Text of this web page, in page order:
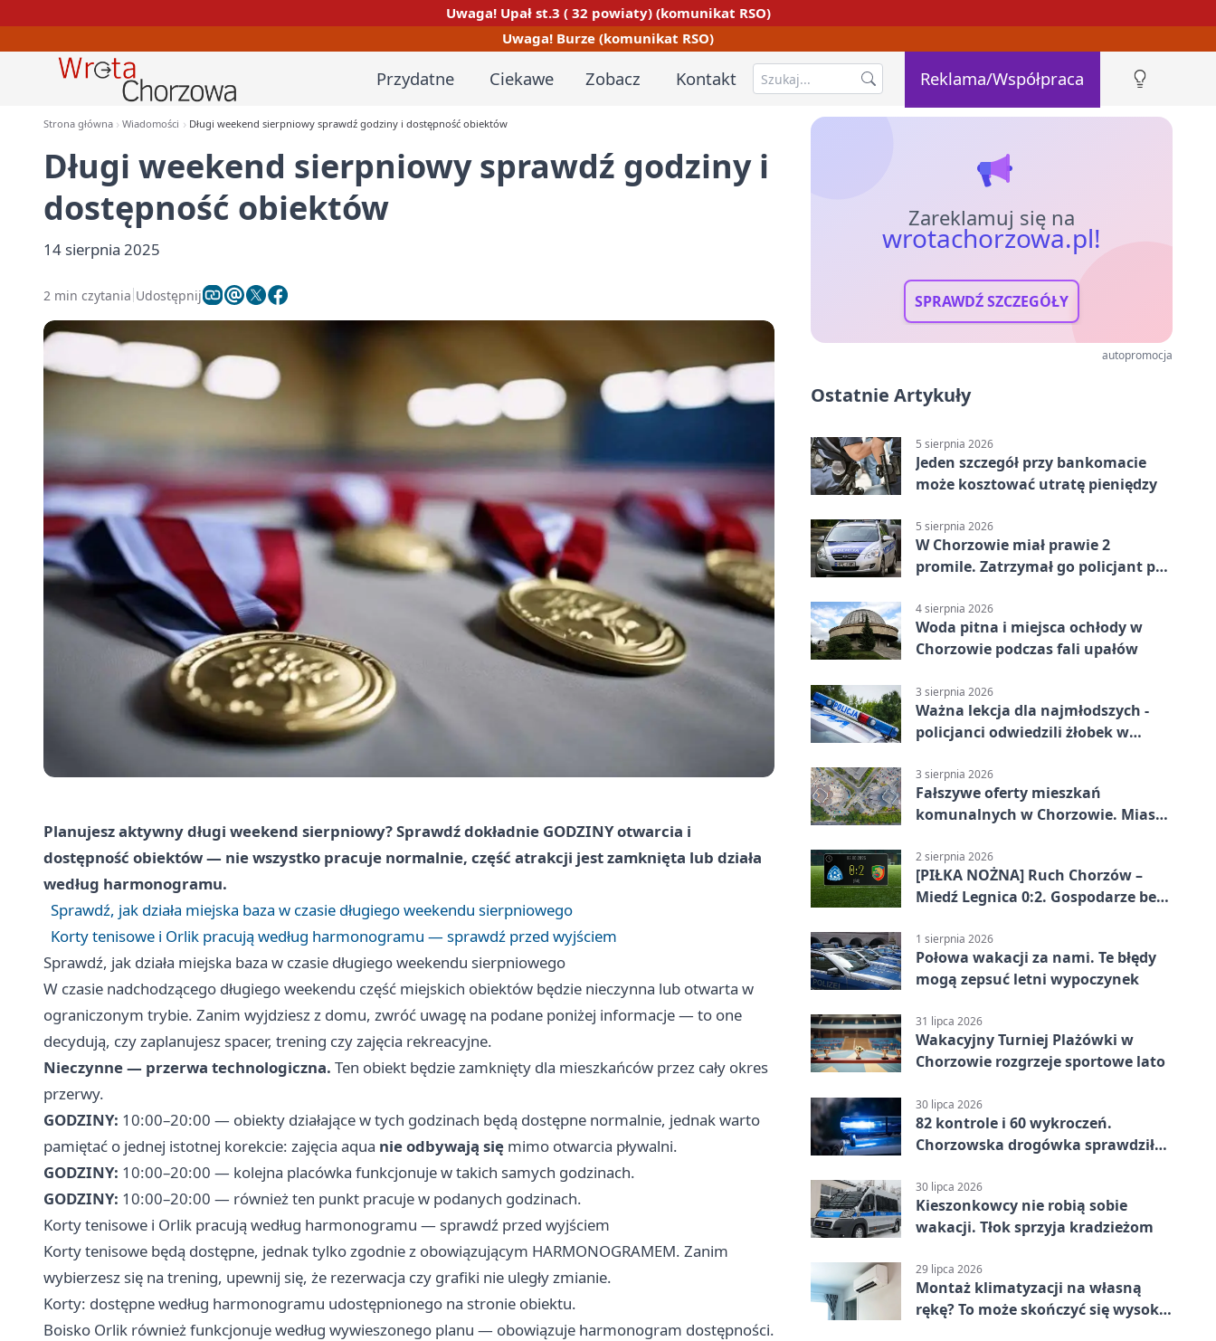
Uwaga! Upał st.3 ( 32 powiaty) (komunikat RSO)
Uwaga! Burze (komunikat RSO)
Przydatne Ciekawe Zobacz Kontakt Reklama/Współpraca
Strona główna Wiadomości Długi weekend sierpniowy sprawdź godziny i dostępność obiektów
Długi weekend sierpniowy sprawdź godziny i
dostępność obiektów
14 sierpnia 2025
2 min czytania Udostępnij
Planujesz aktywny długi weekend sierpniowy? Sprawdź dokładnie GODZINY otwarcia i
dostępność obiektów — nie wszystko pracuje normalnie, część atrakcji jest zamknięta lub działa
według harmonogramu.
Sprawdź, jak działa miejska baza w czasie długiego weekendu sierpniowego
Korty tenisowe i Orlik pracują według harmonogramu — sprawdź przed wyjściem
Sprawdź, jak działa miejska baza w czasie długiego weekendu sierpniowego
W czasie nadchodzącego długiego weekendu część miejskich obiektów będzie nieczynna lub otwarta w
ograniczonym trybie. Zanim wyjdziesz z domu, zwróć uwagę na podane poniżej informacje — to one
decydują, czy zaplanujesz spacer, trening czy zajęcia rekreacyjne.
Nieczynne — przerwa technologiczna. Ten obiekt będzie zamknięty dla mieszkańców przez cały okres
przerwy.
GODZINY: 10:00–20:00 — obiekty działające w tych godzinach będą dostępne normalnie, jednak warto
pamiętać o jednej istotnej korekcie: zajęcia aqua nie odbywają się mimo otwarcia pływalni.
GODZINY: 10:00–20:00 — kolejna placówka funkcjonuje w takich samych godzinach.
GODZINY: 10:00–20:00 — również ten punkt pracuje w podanych godzinach.
Korty tenisowe i Orlik pracują według harmonogramu — sprawdź przed wyjściem
Korty tenisowe będą dostępne, jednak tylko zgodnie z obowiązującym HARMONOGRAMEM. Zanim
wybierzesz się na trening, upewnij się, że rezerwacja czy grafiki nie uległy zmianie.
Korty: dostępne według harmonogramu udostępnionego na stronie obiektu.
Boisko Orlik również funkcjonuje według wywieszonego planu — obowiązuje harmonogram dostępności.
Zareklamuj się na
wrotachorzowa.pl!
SPRAWDŹ SZCZEGÓŁY
autopromocja
Ostatnie Artykuły
5 sierpnia 2026
Jeden szczegół przy bankomacie
może kosztować utratę pieniędzy
5 sierpnia 2026
W Chorzowie miał prawie 2
promile. Zatrzymał go policjant po
4 sierpnia 2026
Woda pitna i miejsca ochłody w
Chorzowie podczas fali upałów
3 sierpnia 2026
Ważna lekcja dla najmłodszych -
policjanci odwiedzili żłobek w
3 sierpnia 2026
Fałszywe oferty mieszkań
komunalnych w Chorzowie. Miasto
2 sierpnia 2026
[PIŁKA NOŻNA] Ruch Chorzów –
Miedź Legnica 0:2. Gospodarze bez
1 sierpnia 2026
Połowa wakacji za nami. Te błędy
mogą zepsuć letni wypoczynek
31 lipca 2026
Wakacyjny Turniej Plażówki w
Chorzowie rozgrzeje sportowe lato
30 lipca 2026
82 kontrole i 60 wykroczeń.
Chorzowska drogówka sprawdziła
30 lipca 2026
Kieszonkowcy nie robią sobie
wakacji. Tłok sprzyja kradzieżom
29 lipca 2026
Montaż klimatyzacji na własną
rękę? To może skończyć się wysoką